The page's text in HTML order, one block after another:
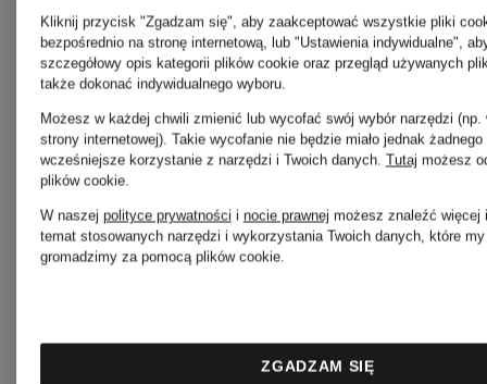
arche
ARC'TERYX
Kliknij przycisk "Zgadzam się", aby zaakceptować wszystkie pliki
bezpośrednio na stronę internetową, lub "Ustawienia indywidualne",
szczegółowy opis kategorii plików cookie oraz przegląd używanych
także dokonać indywidualnego wyboru.
Możesz w każdej chwili zmienić lub wycofać swój wybór narzędzi (np.
strony internetowej). Takie wycofanie nie będzie miało jednak żadnego
wcześniejsze korzystanie z narzędzi i Twoich danych. Tutaj możesz
plików cookie.
W naszej polityce prywatności i nocie prawnej możesz znaleźć więcej
temat stosowanych narzędzi i wykorzystania Twoich danych, które
gromadzimy za pomocą plików cookie.
ZGADZAM SIĘ